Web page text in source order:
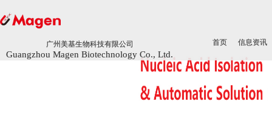
广州美基生物科技有限公司
Guangzhou Magen Biotechnology Co., Ltd.
首页 信息资讯
广州美基生物科技有限公司
Guangzhou Magen Biotechnology Co., Ltd.
首页 信息资讯